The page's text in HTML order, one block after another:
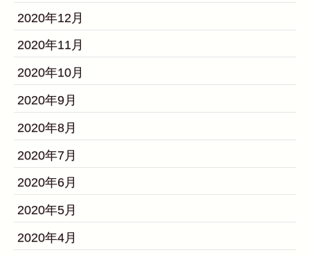
2020年12月
2020年11月
2020年10月
2020年9月
2020年8月
2020年7月
2020年6月
2020年5月
2020年4月